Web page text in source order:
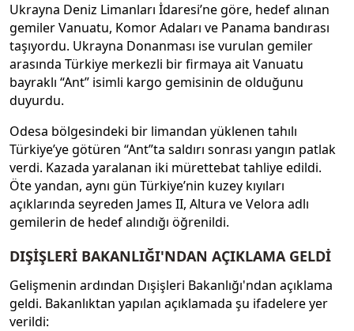
Ukrayna Deniz Limanları İdaresi’ne göre, hedef alınan
gemiler Vanuatu, Komor Adaları ve Panama bandırası
taşıyordu. Ukrayna Donanması ise vurulan gemiler
arasında Türkiye merkezli bir firmaya ait Vanuatu
bayraklı “Ant” isimli kargo gemisinin de olduğunu
duyurdu.
Odesa bölgesindeki bir limandan yüklenen tahılı
Türkiye’ye götüren “Ant”ta saldırı sonrası yangın patlak
verdi. Kazada yaralanan iki mürettebat tahliye edildi.
Öte yandan, aynı gün Türkiye’nin kuzey kıyıları
açıklarında seyreden James II, Altura ve Velora adlı
gemilerin de hedef alındığı öğrenildi.
DIŞİŞLERİ BAKANLIĞI'NDAN AÇIKLAMA GELDİ
Gelişmenin ardından Dışişleri Bakanlığı'ndan açıklama
geldi. Bakanlıktan yapılan açıklamada şu ifadelere yer
verildi: